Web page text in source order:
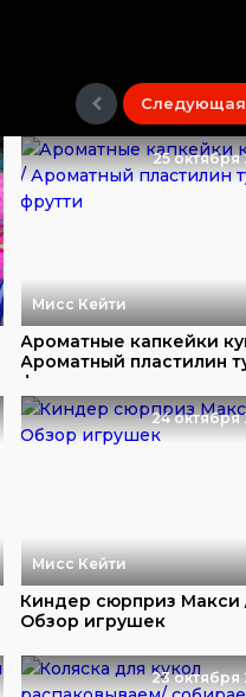
Следующая
25 октября
Мисс Кейти
Ароматные капкейки
Ароматный пластилин
фрутти
24 октября
Мисс Кейти
Киндер сюрприз Макси
Обзор игрушек
23 октября